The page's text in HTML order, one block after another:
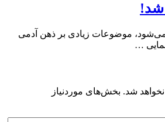
موضوعات زیادی بر ذهن آدمی
…
شد. بخش‌های موردنیاز